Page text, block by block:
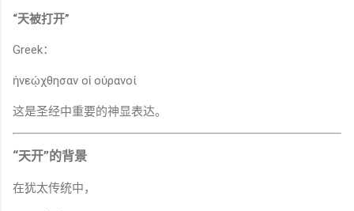
“天被打开”
Greek：
ἠνεῴχθησαν οἱ οὐρανοί
这是圣经中重要的神显表达。
“天开”的背景
在犹太传统中，